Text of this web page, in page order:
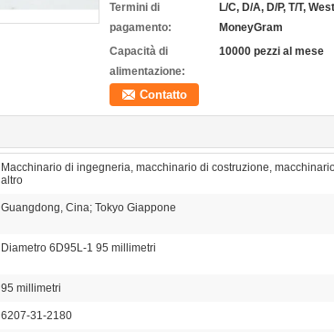
Termini di
pagamento:
L/C, D/A, D/P, T/T,
MoneyGram
Capacità di
alimentazione:
10000 pezzi al mese
Contatto
Macchinario di ingegneria, macchinario di costruzione,
altro
Guangdong, Cina; Tokyo Giappone
Diametro 6D95L-1 95 millimetri
95 millimetri
6207-31-2180